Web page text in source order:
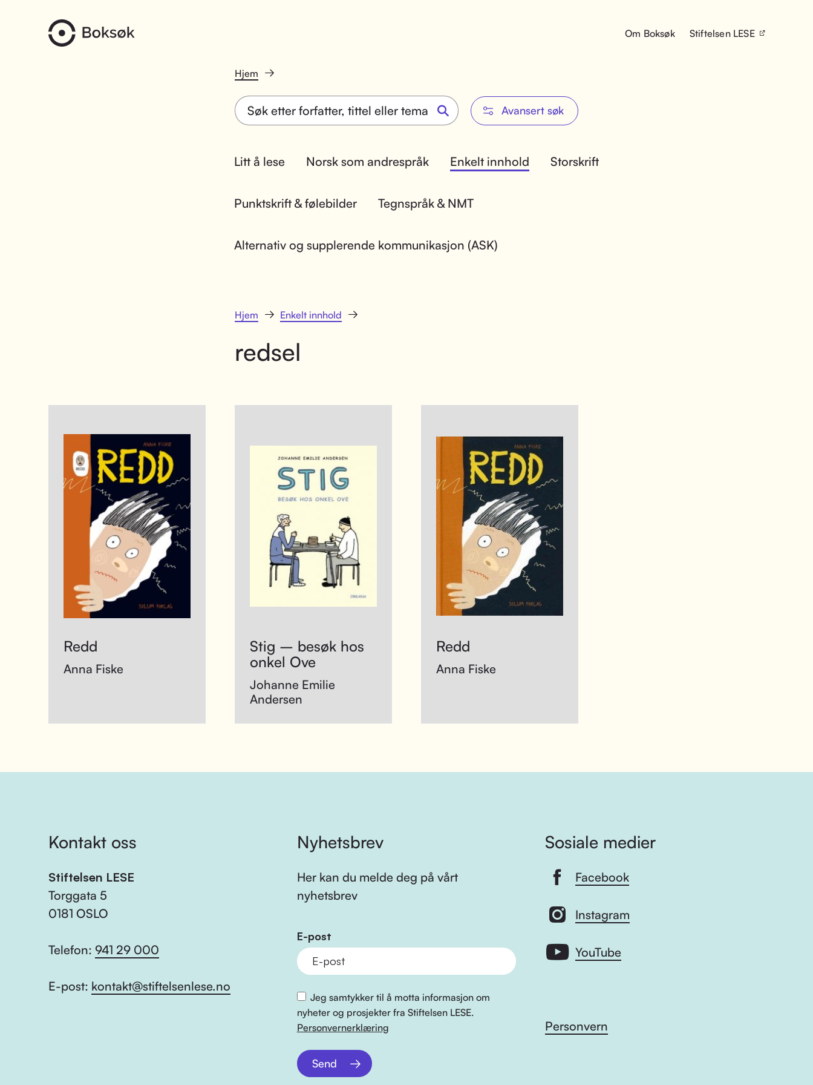
Om Boksøk Stiftelsen LESE
Hjem
Avansert søk
Litt å lese Norsk som andrespråk Enkelt innhold Storskrift
Punktskrift & følebilder Tegnspråk & NMT
Alternativ og supplerende kommunikasjon (ASK)
Hjem Enkelt innhold
redsel
Redd
Anna Fiske
Stig – besøk hos
onkel Ove
Johanne Emilie
Andersen
Redd
Anna Fiske
Kontakt oss
Stiftelsen LESE
Torggata 5
0181 OSLO
Telefon: 941 29 000
E-post: kontakt@stiftelsenlese.no
Nyhetsbrev
Her kan du melde deg på vårt
nyhetsbrev
E-post
Jeg samtykker til å motta informasjon om
nyheter og prosjekter fra Stiftelsen LESE.
Personvernerklæring
Send
Sosiale medier
Facebook
Instagram
YouTube
Personvern